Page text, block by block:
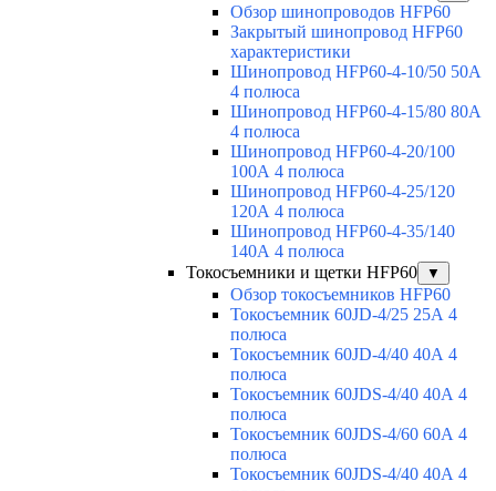
Обзор шинопроводов HFP60
Закрытый шинопровод HFP60
характеристики
Шинопровод HFP60-4-10/50 50А
4 полюса
Шинопровод HFP60-4-15/80 80А
4 полюса
Шинопровод HFP60-4-20/100
100А 4 полюса
Шинопровод HFP60-4-25/120
120А 4 полюса
Шинопровод HFP60-4-35/140
140А 4 полюса
Токосъемники и щетки HFP60
▼
Обзор токосъемников HFP60
Токосъемник 60JD-4/25 25А 4
полюса
Токосъемник 60JD-4/40 40А 4
полюса
Токосъемник 60JDS-4/40 40А 4
полюса
Токосъемник 60JDS-4/60 60А 4
полюса
Токосъемник 60JDS-4/40 40А 4